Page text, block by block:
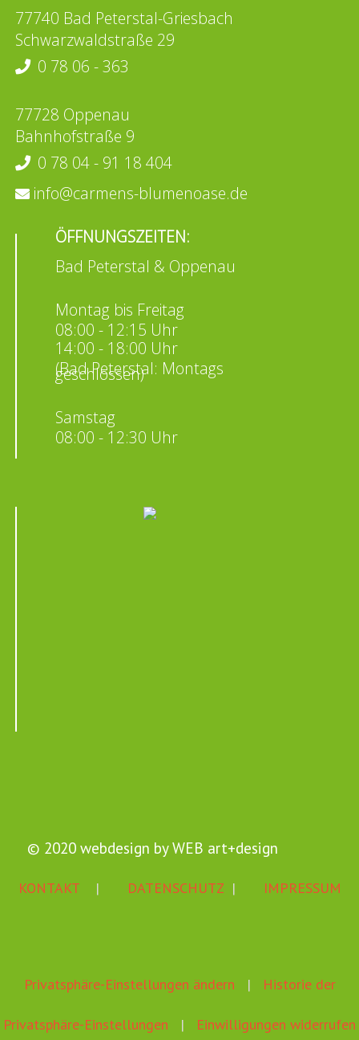
77740 Bad Peterstal-Griesbach
Schwarzwaldstraße 29
0 78 06 - 363
77728 Oppenau
Bahnhofstraße 9
0 78 04 - 91 18 404
info@carmens-blumenoase.de
ÖFFNUNGSZEITEN:
Bad Peterstal & Oppenau
Montag bis Freitag
08:00 - 12:15 Uhr
14:00 - 18:00 Uhr
(Bad Peterstal: Montags
geschlossen)
Samstag
08:00 - 12:30 Uhr
© 2020 webdesign byWEB art+design
KONTAKT| DATENSCHUTZ| IMPRESSUM
Privatsphäre-Einstellungen ändern | Historie der
Privatsphäre-Einstellungen | Einwilligungen widerrufen